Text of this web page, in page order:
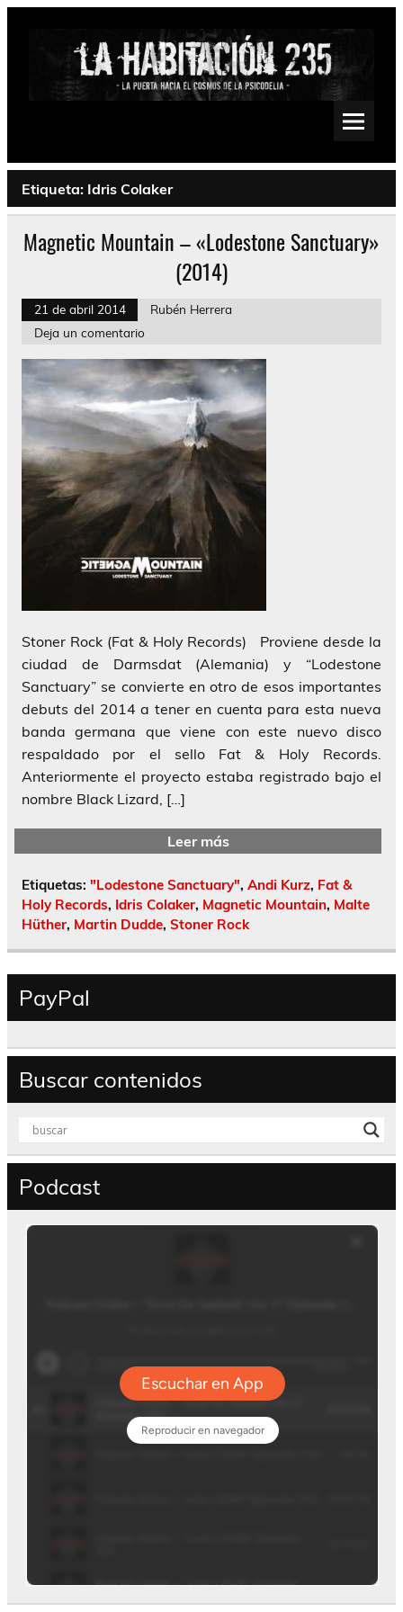
Saltar
Psychedelic, Stoner, Doom, Sludge, Fuzz, Space, Drone
Etiqueta: Idris Colaker
Magnetic Mountain – «Lodestone Sanctuary»
(2014)
21 de abril 2014
Rubén Herrera
Deja un comentario
Stoner Rock (Fat & Holy Records) Proviene desde la
ciudad de Darmsdat (Alemania) y “Lodestone
Sanctuary” se convierte en otro de esos importantes
debuts del 2014 a tener en cuenta para esta nueva
banda germana que viene con este nuevo disco
respaldado por el sello Fat & Holy Records.
Anteriormente el proyecto estaba registrado bajo el
nombre Black Lizard, […]
Leer más
Etiquetas: "Lodestone Sanctuary", Andi Kurz, Fat &
Holy Records, Idris Colaker, Magnetic Mountain, Malte
Hüther, Martin Dudde, Stoner Rock
PayPal
Buscar contenidos
Podcast